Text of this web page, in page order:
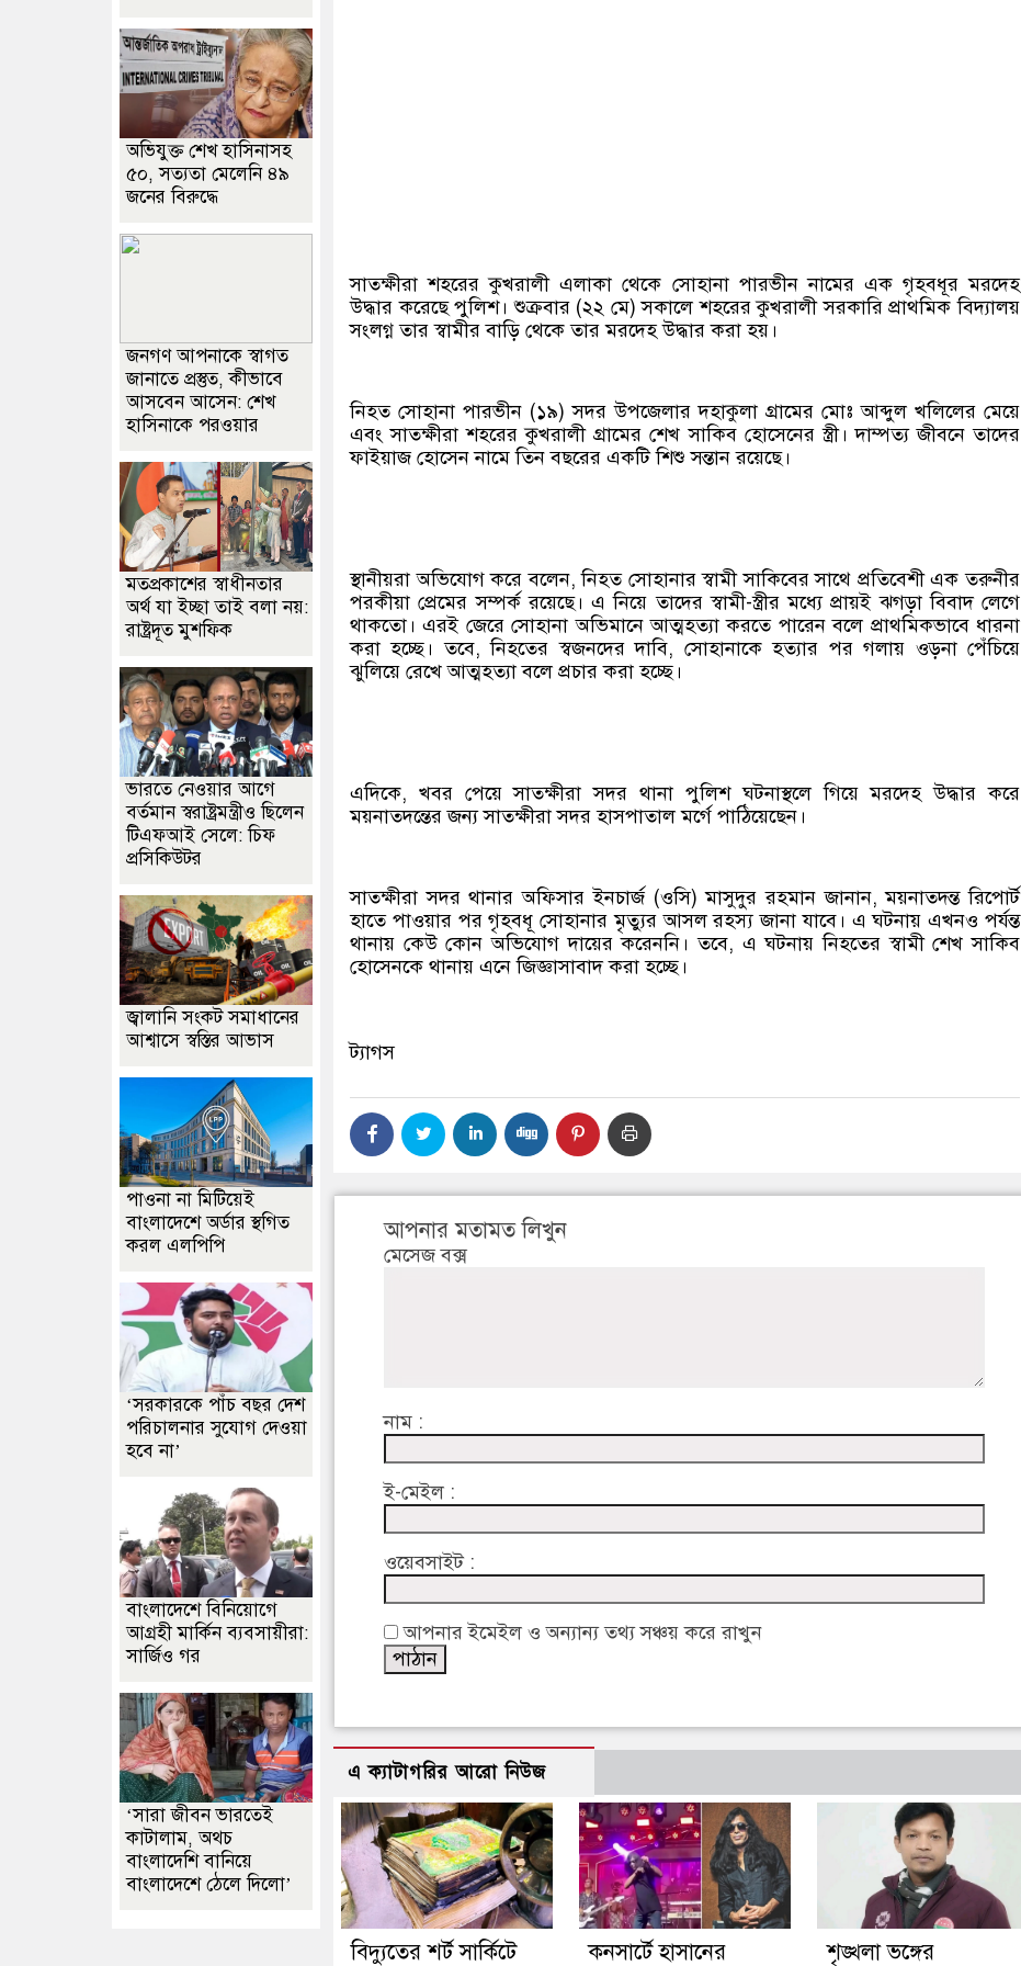
সাতক্ষীরা শহরের কুখরালী এলাকা থেকে সোহানা পারভীন নামের এক গৃহবধূর মরদেহ
উদ্ধার করেছে পুলিশ। শুক্রবার (২২ মে) সকালে শহরের কুখরালী সরকারি প্রাথমিক বিদ্যালয়
সংলগ্ন তার স্বামীর বাড়ি থেকে তার মরদেহ উদ্ধার করা হয়।
নিহত সোহানা পারভীন (১৯) সদর উপজেলার দহাকুলা গ্রামের মোঃ আব্দুল খলিলের মেয়ে
এবং সাতক্ষীরা শহরের কুখরালী গ্রামের শেখ সাকিব হোসেনের স্ত্রী। দাম্পত্য জীবনে তাদের
ফাইয়াজ হোসেন নামে তিন বছরের একটি শিশু সন্তান রয়েছে।
স্থানীয়রা অভিযোগ করে বলেন, নিহত সোহানার স্বামী সাকিবের সাথে প্রতিবেশী এক তরুনীর
পরকীয়া প্রেমের সম্পর্ক রয়েছে। এ নিয়ে তাদের স্বামী-স্ত্রীর মধ্যে প্রায়ই ঝগড়া বিবাদ লেগে
থাকতো। এরই জেরে সোহানা অভিমানে আত্মহত্যা করতে পারেন বলে প্রাথমিকভাবে ধারনা
করা হচ্ছে। তবে, নিহতের স্বজনদের দাবি, সোহানাকে হত্যার পর গলায় ওড়না পেঁচিয়ে
ঝুলিয়ে রেখে আত্মহত্যা বলে প্রচার করা হচ্ছে।
এদিকে, খবর পেয়ে সাতক্ষীরা সদর থানা পুলিশ ঘটনাস্থলে গিয়ে মরদেহ উদ্ধার করে
ময়নাতদন্তের জন্য সাতক্ষীরা সদর হাসপাতাল মর্গে পাঠিয়েছেন।
সাতক্ষীরা সদর থানার অফিসার ইনচার্জ (ওসি) মাসুদুর রহমান জানান, ময়নাতদন্ত রিপোর্ট
হাতে পাওয়ার পর গৃহবধূ সোহানার মৃত্যুর আসল রহস্য জানা যাবে। এ ঘটনায় এখনও পর্যন্ত
থানায় কেউ কোন অভিযোগ দায়ের করেননি। তবে, এ ঘটনায় নিহতের স্বামী শেখ সাকিব
হোসেনকে থানায় এনে জিজ্ঞাসাবাদ করা হচ্ছে।
ট্যাগস
আপনার মতামত লিখুন
মেসেজ বক্স
নাম :
ই-মেইল :
ওয়েবসাইট :
আপনার ইমেইল ও অন্যান্য তথ্য সঞ্চয় করে রাখুন
এ ক্যাটাগরির আরো নিউজ
বিদ্যুতের শর্ট সার্কিটে কনসার্টে হাসানের শৃঙ্খলা ভঙ্গের
অভিযুক্ত শেখ হাসিনাসহ
৫০, সত্যতা মেলেনি ৪৯
জনের বিরুদ্ধে
জনগণ আপনাকে স্বাগত
জানাতে প্রস্তুত, কীভাবে
আসবেন আসেন: শেখ
হাসিনাকে পরওয়ার
মতপ্রকাশের স্বাধীনতার
অর্থ যা ইচ্ছা তাই বলা নয়:
রাষ্ট্রদূত মুশফিক
ভারতে নেওয়ার আগে
বর্তমান স্বরাষ্ট্রমন্ত্রীও ছিলেন
টিএফআই সেলে: চিফ
প্রসিকিউটর
জ্বালানি সংকট সমাধানের
আশ্বাসে স্বস্তির আভাস
পাওনা না মিটিয়েই
বাংলাদেশে অর্ডার স্থগিত
করল এলপিপি
‘সরকারকে পাঁচ বছর দেশ
পরিচালনার সুযোগ দেওয়া
হবে না’
বাংলাদেশে বিনিয়োগে
আগ্রহী মার্কিন ব্যবসায়ীরা:
সার্জিও গর
‘সারা জীবন ভারতেই
কাটালাম, অথচ
বাংলাদেশি বানিয়ে
বাংলাদেশে ঠেলে দিলো’